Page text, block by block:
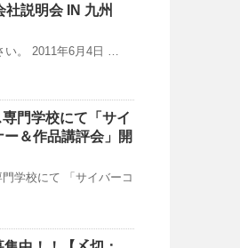
説明会 IN 九州
い。 2011年6月4日 …
門学校にて「サイ
＆作品講評会」開
学校にて 「サイバーコ